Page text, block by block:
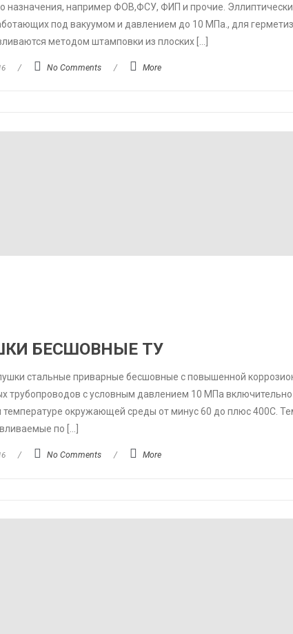
назначения, например ФОВ,ФСУ, ФИП и прочие.
под вакуумом и давлением до 10 МПа., для
методом штамповки из плоских […]
/ No Comments / More
БЕСШОВНЫЕ ТУ
стальные приварные бесшовные с повышенной
трубопроводов с условным давлением 10 МПа
окружающей среды от минус 60 до плюс 400C.
по […]
/ No Comments / More